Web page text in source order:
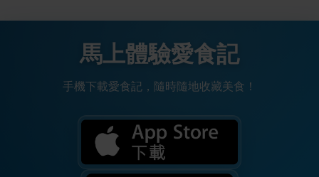
馬上體驗愛食記
手機下載愛食記，隨時隨地收藏美食！